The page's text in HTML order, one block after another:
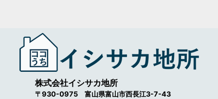
株式会社イシサカ地所
〒930-0975 富山県富山市西長江3-7-43